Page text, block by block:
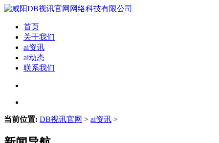
首页
关于我们
ai资讯
ai动态
联系我们
当前位置: DB视讯官网 > ai资讯 >